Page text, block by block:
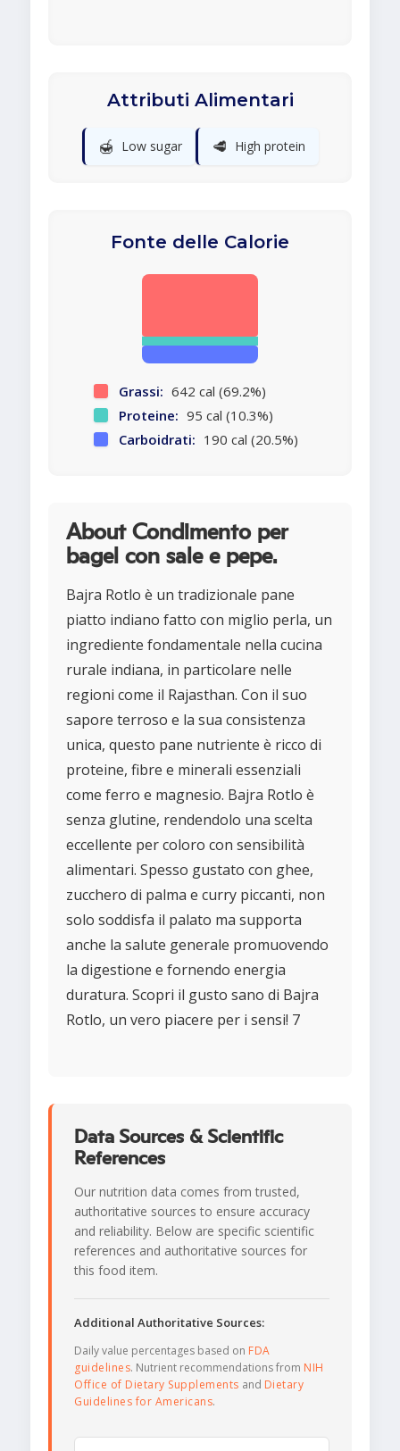
Attributi Alimentari
🍯 Low sugar 🥩 High protein
Fonte delle Calorie
Grassi: 642 cal (69.2%)
Proteine: 95 cal (10.3%)
Carboidrati: 190 cal (20.5%)
About Condimento per
bagel con sale e pepe.
Bajra Rotlo è un tradizionale pane
piatto indiano fatto con miglio perla, un
ingrediente fondamentale nella cucina
rurale indiana, in particolare nelle
regioni come il Rajasthan. Con il suo
sapore terroso e la sua consistenza
unica, questo pane nutriente è ricco di
proteine, fibre e minerali essenziali
come ferro e magnesio. Bajra Rotlo è
senza glutine, rendendolo una scelta
eccellente per coloro con sensibilità
alimentari. Spesso gustato con ghee,
zucchero di palma e curry piccanti, non
solo soddisfa il palato ma supporta
anche la salute generale promuovendo
la digestione e fornendo energia
duratura. Scopri il gusto sano di Bajra
Rotlo, un vero piacere per i sensi! 7
Data Sources & Scientific
References
Our nutrition data comes from trusted,
authoritative sources to ensure accuracy
and reliability. Below are specific scientific
references and authoritative sources for
this food item.
Additional Authoritative Sources:
Daily value percentages based on FDA
guidelines. Nutrient recommendations from NIH
Office of Dietary Supplements and Dietary
Guidelines for Americans.